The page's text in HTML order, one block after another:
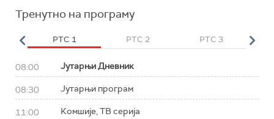
Тренутно на програму
РТС 1 РТС 2 РТС 3
08:00 Јутарњи Дневник
08:30 Јутарњи програм
11:00 Комшије, ТВ серија